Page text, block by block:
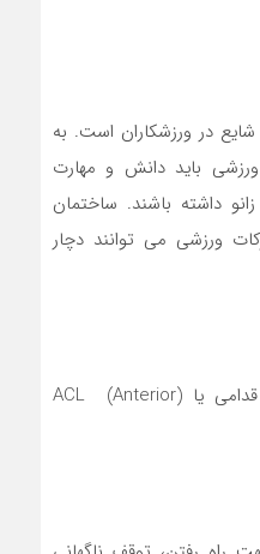
در ورزشکاران است. به
باید دانش و مهارت
داشته باشند. ساختمان
ورزشی می توانند دچار
۱. لیگامان متقاطع ( صلیبی) قدامی یا (ACL (Anterior